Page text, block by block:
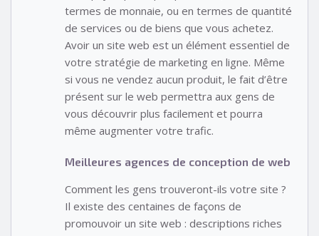
termes de monnaie, ou en termes de quantité
de services ou de biens que vous achetez.
Avoir un site web est un élément essentiel de
votre stratégie de marketing en ligne. Même
si vous ne vendez aucun produit, le fait d’être
présent sur le web permettra aux gens de
vous découvrir plus facilement et pourra
même augmenter votre trafic.
Meilleures agences de conception de web
Comment les gens trouveront-ils votre site ?
Il existe des centaines de façons de
promouvoir un site web : descriptions riches